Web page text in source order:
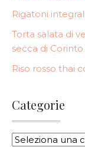
Rigatoni
Torta salata di
secca di Corinto
Riso rosso thai
Categorie
CATEGORIE